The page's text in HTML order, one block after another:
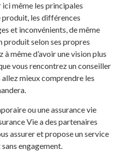
même les principales
les différences
et inconvénients, de même
produit selon ses propres
à même d’avoir une vision plus
vous rencontrez un conseiller
mieux comprendre les
ou une assurance vie
Vie a des partenaires
assurer et propose un service
engagement.